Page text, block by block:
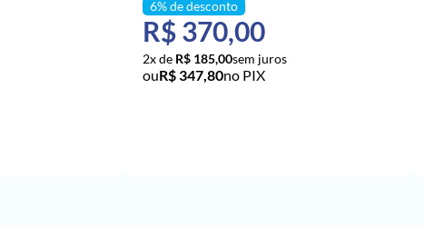
R$ 347,80no PIX
R$ 370,00
2x de R$ 185,00